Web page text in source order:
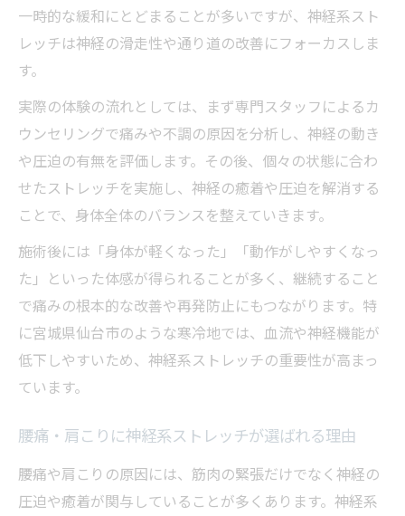
一時的な緩和にとどまることが多いですが、神経系スト
レッチは神経の滑走性や通り道の改善にフォーカスしま
す。
実際の体験の流れとしては、まず専門スタッフによるカ
ウンセリングで痛みや不調の原因を分析し、神経の動き
や圧迫の有無を評価します。その後、個々の状態に合わ
せたストレッチを実施し、神経の癒着や圧迫を解消する
ことで、身体全体のバランスを整えていきます。
施術後には「身体が軽くなった」「動作がしやすくなっ
た」といった体感が得られることが多く、継続すること
で痛みの根本的な改善や再発防止にもつながります。特
に宮城県仙台市のような寒冷地では、血流や神経機能が
低下しやすいため、神経系ストレッチの重要性が高まっ
ています。
腰痛・肩こりに神経系ストレッチが選ばれる理由
腰痛や肩こりの原因には、筋肉の緊張だけでなく神経の
圧迫や癒着が関与していることが多くあります。神経系